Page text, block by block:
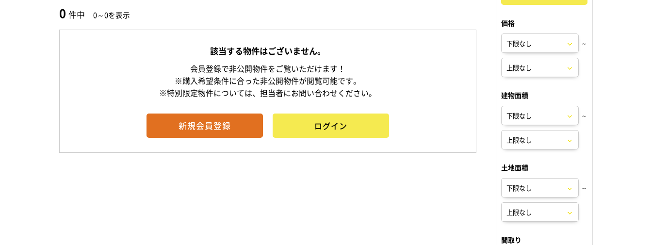
0 件中 0～0を表示
該当する物件はございません。
会員登録で非公開物件をご覧いただけます！
※購入希望条件に合った非公開物件が閲覧可能です。
※特別限定物件については、担当者にお問い合わせください。
新規会員登録 ログイン
価格
～
建物面積
～
土地面積
～
間取り